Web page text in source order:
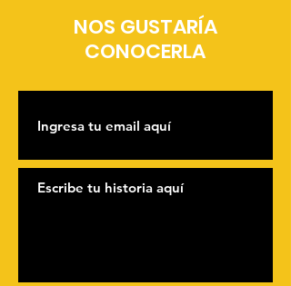
NOS GUSTARÍA
CONOCERLA